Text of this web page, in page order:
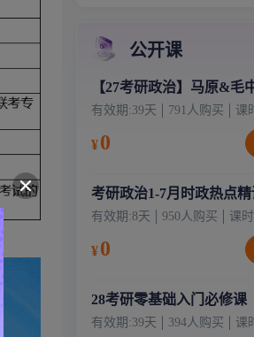
公开课
【27考研政治】马原&毛
有效期:39天 791人购买 课
¥0
考研政治1-7月时政热点
有效期:8天 950人购买 课时
¥0
28考研零基础入门必修课
有效期:39天 394人购买 课